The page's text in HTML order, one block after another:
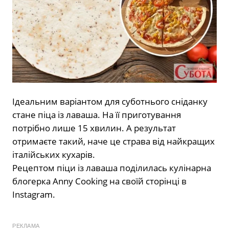
Ідеальним варіантом для суботнього сніданку
стане піца із лаваша. На її приготування
потрібно лише 15 хвилин. А результат
отримаєте такий, наче це страва від найкращих
італійських кухарів.
Рецептом піци із лаваша поділилась кулінарна
блогерка Anny Cooking на своїй сторінці в
Instagram.
РЕКЛАМА